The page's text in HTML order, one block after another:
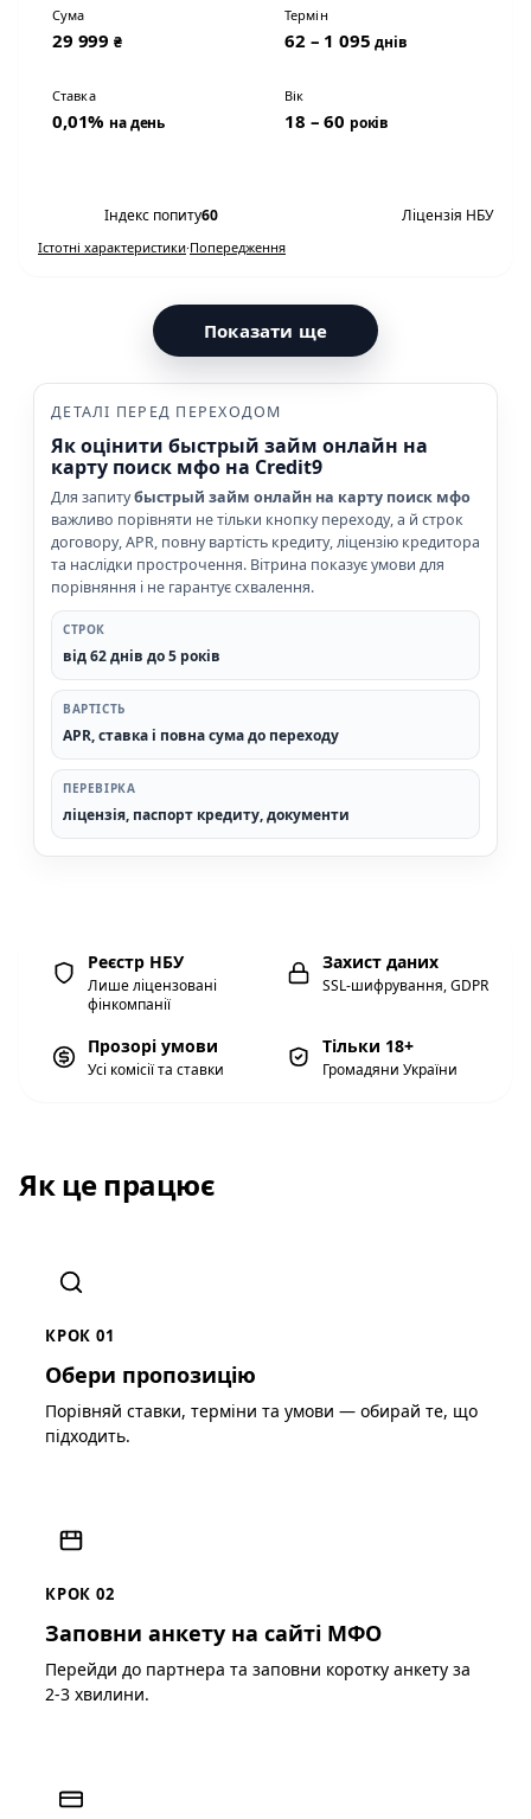
Сума
29 999 ₴
Термін
62 – 1 095днів
Ставка
0,01% на день
Вік
18 – 60 років
Індекс попиту60 Ліцензія НБУ
Істотні характеристики·Попередження
Показати ще
ДЕТАЛІ ПЕРЕД ПЕРЕХОДОМ
Як оцінити быстрый займ онлайн на
карту поиск мфо на Credit9
Для запитубыстрый займ онлайн на карту поиск мфо
важливо порівняти не тільки кнопку переходу, а й строк
договору, APR, повну вартість кредиту, ліцензію кредитора
та наслідки прострочення. Вітрина показує умови для
порівняння і не гарантує схвалення.
СТРОК
від 62 днів до 5 років
ВАРТІСТЬ
APR, ставка і повна сума до переходу
ПЕРЕВІРКА
ліцензія, паспорт кредиту, документи
Реєстр НБУ
Лише ліцензовані
фінкомпанії
Захист даних
SSL-шифрування, GDPR
Прозорі умови
Усі комісії та ставки
Тільки 18+
Громадяни України
Як це працює
КРОК 01
Обери пропозицію
Порівняй ставки, терміни та умови — обирай те, що
підходить.
КРОК 02
Заповни анкету на сайті МФО
Перейди до партнера та заповни коротку анкету за
2-3 хвилини.